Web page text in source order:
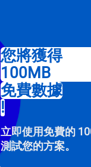
您將獲得
100MB
免費數據
!
立即使用免費的
測試您的方案。